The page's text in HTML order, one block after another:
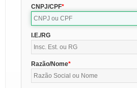
CNPJ/CPF
I.E./RG
Razão/Nome